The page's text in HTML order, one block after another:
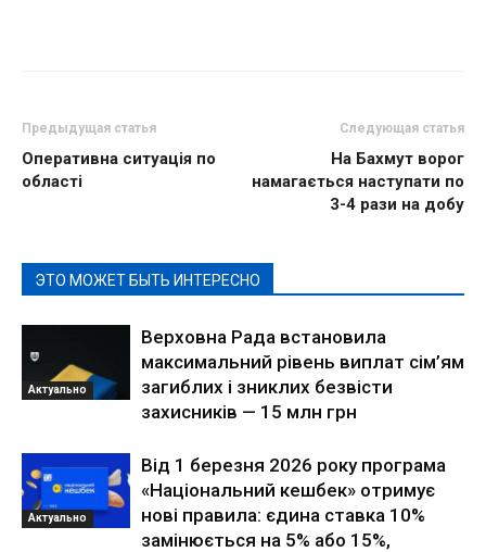
Предыдущая статья
Оперативна ситуація по
області
Следующая статья
На Бахмут ворог
намагається наступати по
3-4 рази на добу
ЭТО МОЖЕТ БЫТЬ ИНТЕРЕСНО
Актуально
Верховна Рада встановила
максимальний рівень виплат сім’ям
загиблих і зниклих безвісти
захисників — 15 млн грн
Актуально
Від 1 березня 2026 року програма
«Національний кешбек» отримує
нові правила: єдина ставка 10%
замінюється на 5% або 15%,